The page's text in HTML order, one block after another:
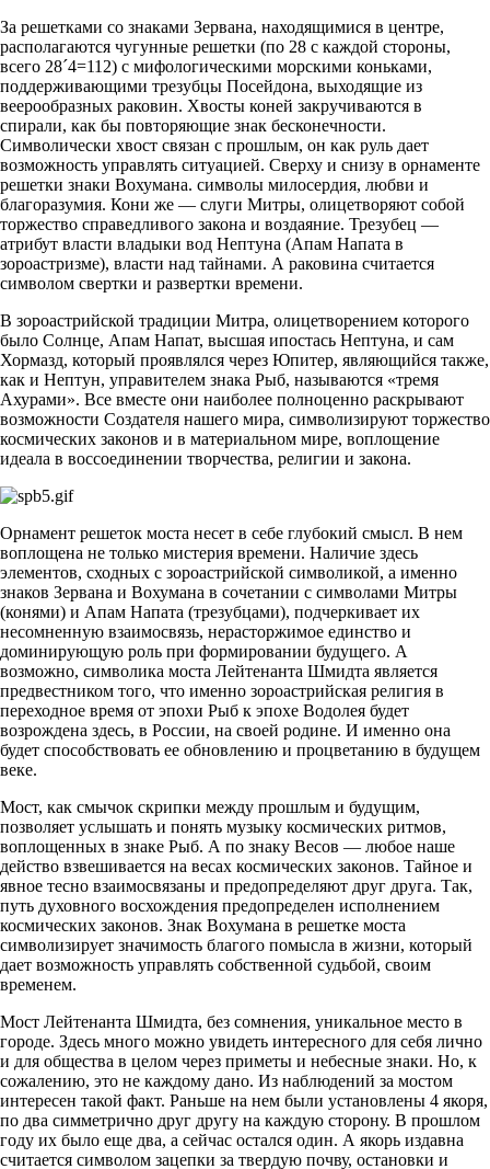
За решетками со знаками Зервана, находящимися в центре,
располагаются чугунные решетки (по 28 с каждой стороны,
всего 28´4=112) с мифологическими морскими коньками,
поддерживающими трезубцы Посейдона, выходящие из
веерообразных раковин. Хвосты коней закручиваются в
спирали, как бы повторяющие знак бесконечности.
Символически хвост связан с прошлым, он как руль дает
возможность управлять ситуацией. Сверху и снизу в орнаменте
решетки знаки Вохумана. символы милосердия, любви и
благоразумия. Кони же — слуги Митры, олицетворяют собой
торжество справедливого закона и воздаяние. Трезубец —
атрибут власти владыки вод Нептуна (Апам Напата в
зороастризме), власти над тайнами. А раковина считается
символом свертки и развертки времени.
В зороастрийской традиции Митра, олицетворением которого
было Солнце, Апам Напат, высшая ипостась Нептуна, и сам
Хормазд, который проявлялся через Юпитер, являющийся также,
как и Нептун, управителем знака Рыб, называются «тремя
Ахурами». Все вместе они наиболее полноценно раскрывают
возможности Создателя нашего мира, символизируют торжество
космических законов и в материальном мире, воплощение
идеала в воссоединении творчества, религии и закона.
Орнамент решеток моста несет в себе глубокий смысл. В нем
воплощена не только мистерия времени. Наличие здесь
элементов, сходных с зороастрийской символикой, а именно
знаков Зервана и Вохумана в сочетании с символами Митры
(конями) и Апам Напата (трезубцами), подчеркивает их
несомненную взаимосвязь, нерасторжимое единство и
доминирующую роль при формировании будущего. А
возможно, символика моста Лейтенанта Шмидта является
предвестником того, что именно зороастрийская религия в
переходное время от эпохи Рыб к эпохе Водолея будет
возрождена здесь, в России, на своей родине. И именно она
будет способствовать ее обновлению и процветанию в будущем
веке.
Мост, как смычок скрипки между прошлым и будущим,
позволяет услышать и понять музыку космических ритмов,
воплощенных в знаке Рыб. А по знаку Весов — любое наше
действо взвешивается на весах космических законов. Тайное и
явное тесно взаимосвязаны и предопределяют друг друга. Так,
путь духовного восхождения предопределен исполнением
космических законов. Знак Вохумана в решетке моста
символизирует значимость благого помысла в жизни, который
дает возможность управлять собственной судьбой, своим
временем.
Мост Лейтенанта Шмидта, без сомнения, уникальное место в
городе. Здесь много можно увидеть интересного для себя лично
и для общества в целом через приметы и небесные знаки. Но, к
сожалению, это не каждому дано. Из наблюдений за мостом
интересен такой факт. Раньше на нем были установлены 4 якоря,
по два симметрично друг другу на каждую сторону. В прошлом
году их было еще два, а сейчас остался один. А якорь издавна
считается символом зацепки за твердую почву, остановки и